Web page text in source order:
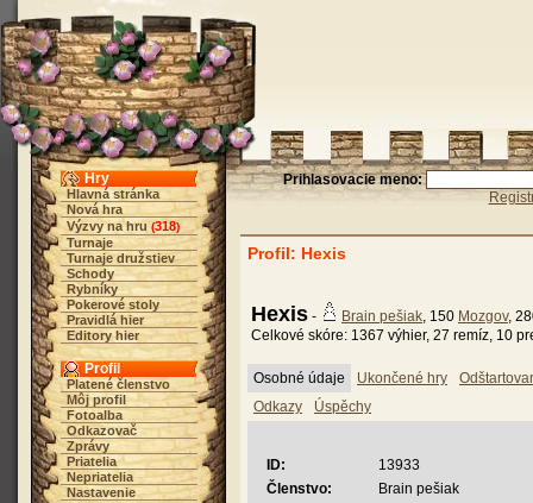
Hry
Hlavná stránka
Nová hra
Výzvy na hru (318)
Turnaje
Turnaje družstiev
Schody
Rybníky
Pokerové stoly
Pravidlá hier
Editory hier
Profil
Platené členstvo
Môj profil
Fotoalba
Odkazovač
Zprávy
Priatelia
Nepriatelia
Nastavenie
Prihlasovacie meno:
Profil: Hexis
Hexis - Brain pešiak, 150 Mozgov,
Celkové skóre: 1367 výhier, 27 remíz, 10
Osobné údaje Ukončené hry
Odkazy
Úspěchy
ID:
13933
Členstvo:
Brain pešiak